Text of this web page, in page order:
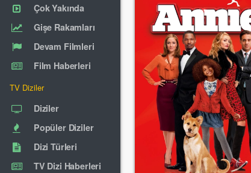
Çok Yakında
Gişe Rakamları
Devam Filmleri
Film Haberleri
TV Diziler
Diziler
Popüler Diziler
Dizi Türleri
TV Dizi Haberleri